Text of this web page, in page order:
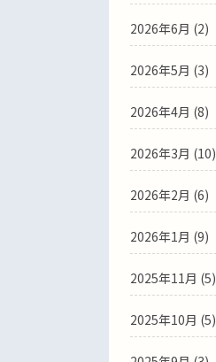
2026年6月 (2)
2026年5月 (3)
2026年4月 (8)
2026年3月 (10)
2026年2月 (6)
2026年1月 (9)
2025年11月 (5)
2025年10月 (5)